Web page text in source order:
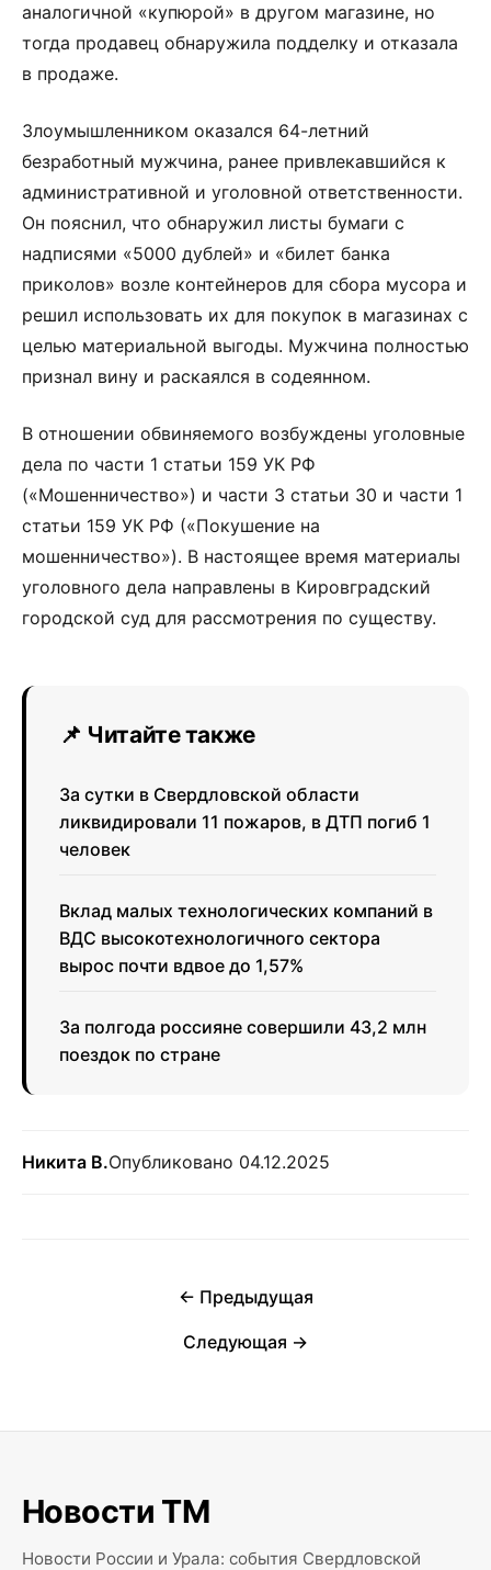
аналогичной «купюрой» в другом магазине, но
тогда продавец обнаружила подделку и отказала
в продаже.
Злоумышленником оказался 64-летний
безработный мужчина, ранее привлекавшийся к
административной и уголовной ответственности.
Он пояснил, что обнаружил листы бумаги с
надписями «5000 дублей» и «билет банка
приколов» возле контейнеров для сбора мусора и
решил использовать их для покупок в магазинах с
целью материальной выгоды. Мужчина полностью
признал вину и раскаялся в содеянном.
В отношении обвиняемого возбуждены уголовные
дела по части 1 статьи 159 УК РФ
(«Мошенничество») и части 3 статьи 30 и части 1
статьи 159 УК РФ («Покушение на
мошенничество»). В настоящее время материалы
уголовного дела направлены в Кировградский
городской суд для рассмотрения по существу.
📌 Читайте также
За сутки в Свердловской области
ликвидировали 11 пожаров, в ДТП погиб 1
человек
Вклад малых технологических компаний в
ВДС высокотехнологичного сектора
вырос почти вдвое до 1,57%
За полгода россияне совершили 43,2 млн
поездок по стране
Никита В.Опубликовано 04.12.2025
← Предыдущая
Следующая →
Новости ТМ
Новости России и Урала: события Свердловской